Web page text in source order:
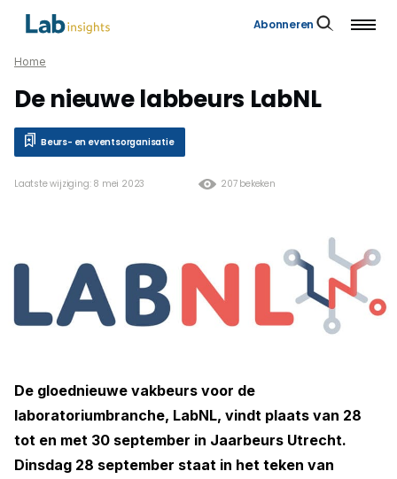
Abonneren
Home
De nieuwe labbeurs LabNL
Beurs- en eventsorganisatie
207 bekeken
Laatste wijziging: 8 mei 2023
De gloednieuwe vakbeurs voor de
laboratoriumbranche, LabNL, vindt plaats van 28
tot en met 30 september in Jaarbeurs Utrecht.
Dinsdag 28 september staat in het teken van